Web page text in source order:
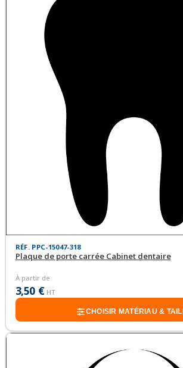
RÉF. PPC-15047-318
Plaque de porte carrée Cabinet dentaire
À partir de
3,50 € HT
CHOISIR MATÉRIAU &